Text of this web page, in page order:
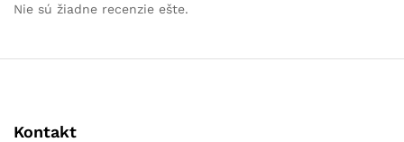
Nie sú žiadne recenzie ešte.
Kontakt